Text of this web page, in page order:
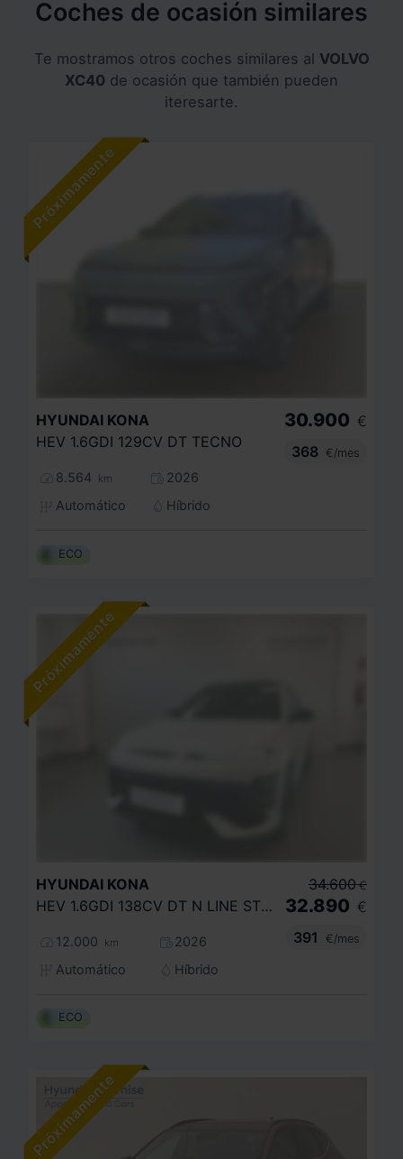
Coches de ocasión similares
Te mostramos otros coches similares al VOLVO
XC40 de ocasión que también pueden
iteresarte.
HYUNDAI KONA
HEV 1.6GDI 129CV DT TECNO
8.564 km
2026
Automático
Híbrido
30.900 €
368
€/mes
ECO
HYUNDAI KONA
HEV 1.6GDI 138CV DT N LINE STYLE
12.000 km
2026
Automático
Híbrido
34.600 €
32.890 €
391
€/mes
ECO